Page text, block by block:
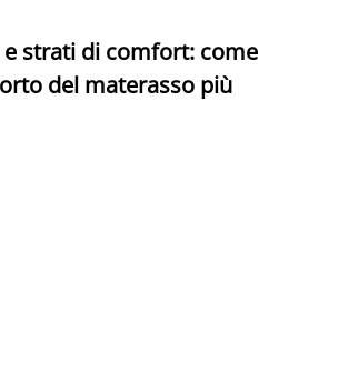
strati di comfort: come
del materasso più